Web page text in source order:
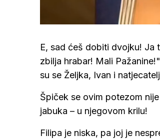
zvuk
E, sad ćeš dobiti dvojku! Ja
zbilja hrabar! Mali
su se Željka, Ivan i
Špiček se ovim potezom
jabuka – u njegovom krilu!
Filipa je niska, pa joj je